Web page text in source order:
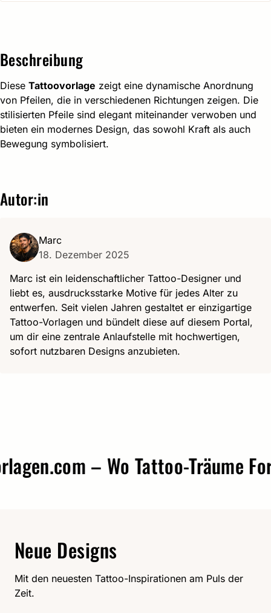
Beschreibung
Diese Tattoovorlage zeigt eine dynamische Anordnung
von Pfeilen, die in verschiedenen Richtungen zeigen. Die
stilisierten Pfeile sind elegant miteinander verwoben und
bieten ein modernes Design, das sowohl Kraft als auch
Bewegung symbolisiert.
Autor:in
Marc
18. Dezember 2025
Marc ist ein leidenschaftlicher Tattoo-Designer und
liebt es, ausdrucksstarke Motive für jedes Alter zu
entwerfen. Seit vielen Jahren gestaltet er einzigartige
Tattoo-Vorlagen und bündelt diese auf diesem Portal,
um dir eine zentrale Anlaufstelle mit hochwertigen,
sofort nutzbaren Designs anzubieten.
– Wo Tattoo-Träume Form
Neue Designs
Mit den neuesten Tattoo-Inspirationen am Puls der
Zeit.